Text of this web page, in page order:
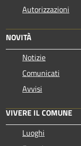
Autorizzazioni
NOVITÀ
Notizie
Comunicati
Avvisi
VIVERE IL COMUNE
Luoghi